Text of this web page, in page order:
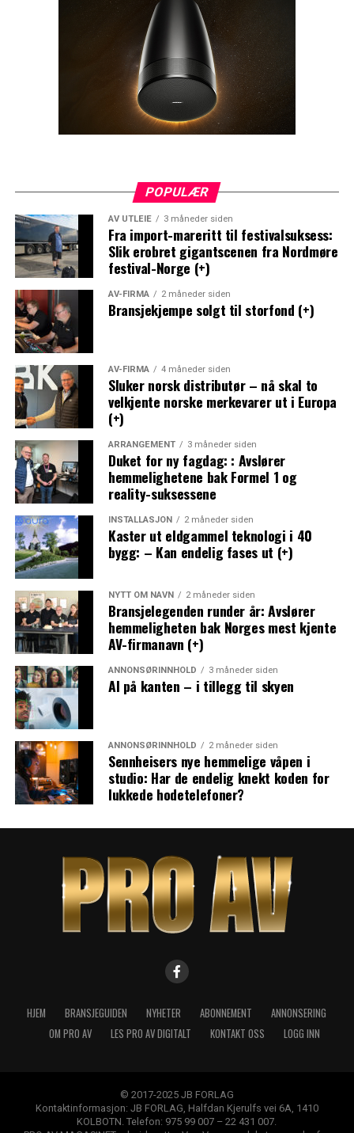
POPULÆR
AV UTLEIE 3 måneder siden
Fra import-mareritt til festivalsuksess:
Slik erobret gigantscenen fra Nordmøre
festival-Norge (+)
AV-FIRMA 2 måneder siden
Bransjekjempe solgt til storfond (+)
AV-FIRMA 4 måneder siden
Sluker norsk distributør – nå skal to
velkjente norske merkevarer ut i Europa
(+)
ARRANGEMENT 3 måneder siden
Duket for ny fagdag: : Avslører
hemmelighetene bak Formel 1 og
reality-suksessene
INSTALLASJON 2 måneder siden
Kaster ut eldgammel teknologi i 40
bygg: – Kan endelig fases ut (+)
NYTT OM NAVN 2 måneder siden
Bransjelegenden runder år: Avslører
hemmeligheten bak Norges mest kjente
AV-firmanavn (+)
ANNONSØRINNHOLD 3 måneder siden
AI på kanten – i tillegg til skyen
ANNONSØRINNHOLD 2 måneder siden
Sennheisers nye hemmelige våpen i
studio: Har de endelig knekt koden for
lukkede hodetelefoner?
HJEM BRANSJEGUIDEN NYHETER ABONNEMENT
ANNONSERING
OM PRO AV
LES PRO AV DIGITALT KONTAKT OSS LOGG INN
© 2017-2025 JB FORLAG
Kontaktinformasjon: JB FORLAG, Halfdan Kjerulfs vei 6A, 1410
KOLBOTN. Telefon: 975 99 007 – 22 431 007.